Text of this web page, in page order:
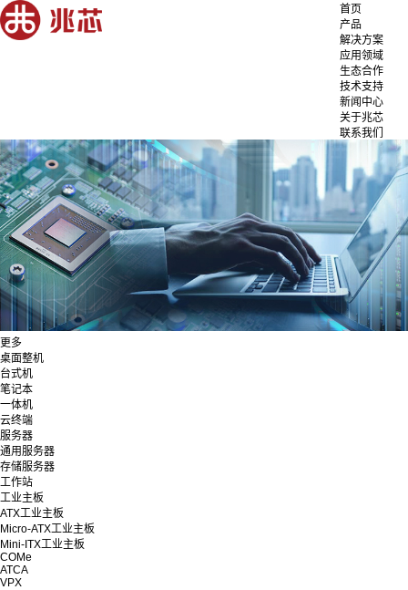
首页
产品
解决方案
应用领域
生态合作
技术支持
新闻中心
关于兆芯
联系我们
更多
桌面整机
台式机
笔记本
一体机
云终端
服务器
通用服务器
存储服务器
工作站
工业主板
ATX工业主板
Micro-ATX工业主板
Mini-ITX工业主板
COMe
ATCA
VPX